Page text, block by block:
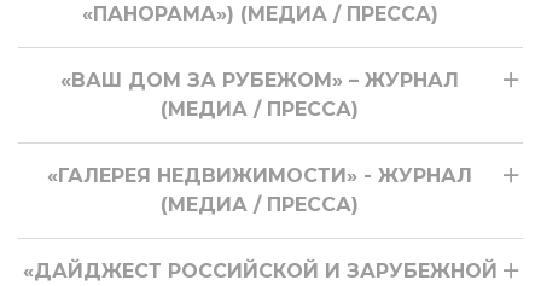
«ПАНОРАМА») (МЕДИА / ПРЕССА)
«ВАШ ДОМ ЗА РУБЕЖОМ» – ЖУРНАЛ
(МЕДИА / ПРЕССА)
«ГАЛЕРЕЯ НЕДВИЖИМОСТИ» - ЖУРНАЛ
(МЕДИА / ПРЕССА)
«ДАЙДЖЕСТ РОССИЙСКОЙ И ЗАРУБЕЖНОЙ